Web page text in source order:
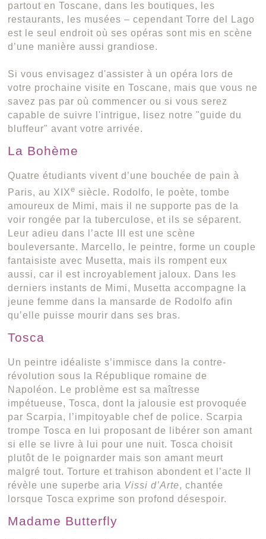
partout en Toscane, dans les boutiques, les
restaurants, les musées – cependant Torre del Lago
est le seul endroit où ses opéras sont mis en scène
d’une manière aussi grandiose.
Si vous envisagez d'assister à un opéra lors de
votre prochaine visite en Toscane, mais que vous ne
savez pas par où commencer ou si vous serez
capable de suivre l'intrigue, lisez notre "guide du
bluffeur" avant votre arrivée.
La Bohème
Quatre étudiants vivent d’une bouchée de pain à
Paris, au XIXe siècle. Rodolfo, le poète, tombe
amoureux de Mimi, mais il ne supporte pas de la
voir rongée par la tuberculose, et ils se séparent.
Leur adieu dans l’acte III est une scène
bouleversante. Marcello, le peintre, forme un couple
fantaisiste avec Musetta, mais ils rompent eux
aussi, car il est incroyablement jaloux. Dans les
derniers instants de Mimi, Musetta accompagne la
jeune femme dans la mansarde de Rodolfo afin
qu’elle puisse mourir dans ses bras.
Tosca
Un peintre idéaliste s’immisce dans la contre-
révolution sous la République romaine de
Napoléon. Le problème est sa maîtresse
impétueuse, Tosca, dont la jalousie est provoquée
par Scarpia, l’impitoyable chef de police. Scarpia
trompe Tosca en lui proposant de libérer son amant
si elle se livre à lui pour une nuit. Tosca choisit
plutôt de le poignarder mais son amant meurt
malgré tout. Torture et trahison abondent et l’acte II
révèle une superbe aria Vissi d’Arte, chantée
lorsque Tosca exprime son profond désespoir.
Madame Butterfly